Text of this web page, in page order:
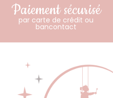
Paiement sécurisé
par carte de crédit ou
bancontact